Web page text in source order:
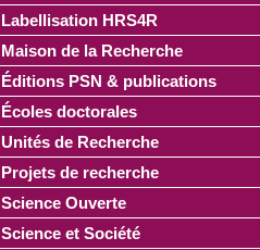
Labellisation HRS4R
Maison de la Recherche
Éditions PSN & publications
Écoles doctorales
Unités de Recherche
Projets de recherche
Science Ouverte
Science et Société